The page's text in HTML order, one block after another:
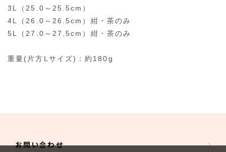
3L（25.0～25.5cm）
4L（26.0～26.5cm）紺・茶のみ
5L（27.0～27.5cm）紺・茶のみ
重量(片方Lサイズ)：約180g
お問い合わせ